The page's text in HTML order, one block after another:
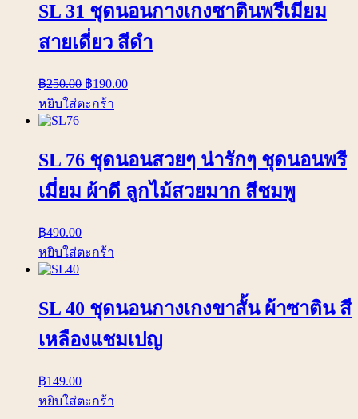
SL 31 ชุดนอนกางเกงซาตินพรีเมี่ยม
สายเดี่ยว สีดำ
฿250.00 ฿190.00
หยิบใส่ตะกร้า
SL 76 ชุดนอนสวยๆ น่ารักๆ ชุดนอนพรี
เมี่ยม ผ้าดี ลูกไม้สวยมาก สีชมพู
฿490.00
หยิบใส่ตะกร้า
SL 40 ชุดนอนกางเกงขาสั้น ผ้าซาติน สี
เหลืองแชมเปญ
฿149.00
หยิบใส่ตะกร้า